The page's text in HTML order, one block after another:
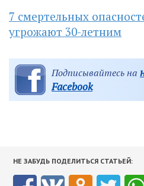
7 смертельных
угрожают 30-летним
Подписывайтесь на
Facebook
НЕ ЗАБУДЬ ПОДЕЛИТЬСЯ СТАТЬЕЙ: